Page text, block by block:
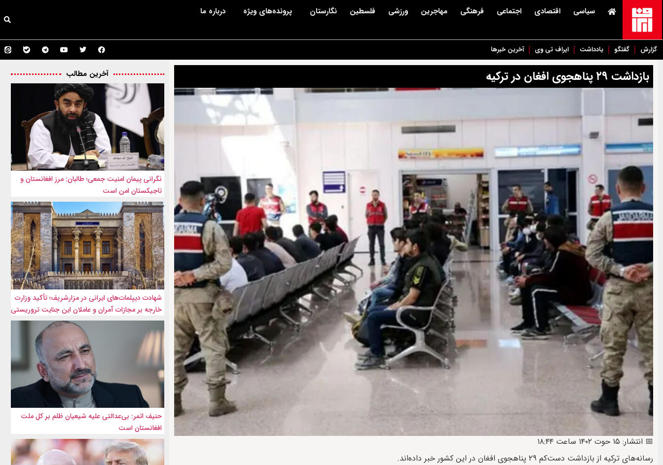
سیاسی اقتصادی اجتماعی فرهنگی مهاجرین ورزشی فلسطین نگارستان پرونده‌های ویژه درباره ما
گزارش گفتگو یادداشت ایراف تی وی آخرین خبرها
بازداشت ۲۹ پناهجوی افغان در ترکیه
📅 انتشار: ۱۵ حوت ۱۴۰۲ ساعت ۱۸:۴۴
رسانه‌های ترکیه از بازداشت دست‌کم ۲۹ پناهجوی افغان در این کشور خبر داده‌اند.
آخرین مطالب
نگرانی پیمان امنیت جمعی؛ طالبان: مرز افغانستان و
تاجیکستان امن است
شهادت‌ دیپلمات‌های ایرانی در مزارشریف؛ تأکید وزارت
خارجه بر مجازات آمران و عاملان این جنایت تروریستی
حنیف اتمر: بی‌عدالتی علیه شیعیان ظلم بر کل ملت
افغانستان است